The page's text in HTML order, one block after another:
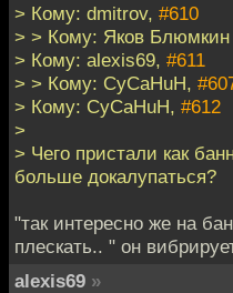
> Кому: dmitrov, #610
> > Кому: Яков Блюмкин
> Кому: alexis69, #611
> > Кому: CyCaHuH,
> Кому: CyCaHuH, #612
>
> Чего пристали как
больше докалупаться?
"так интересно же на
плескать.. " он
alexis69 »